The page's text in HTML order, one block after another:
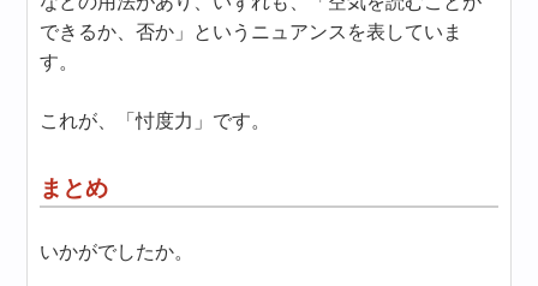
できるか、否か」というニュアンスを表していま
す。
これが、「忖度力」です。
まとめ
いかがでしたか。